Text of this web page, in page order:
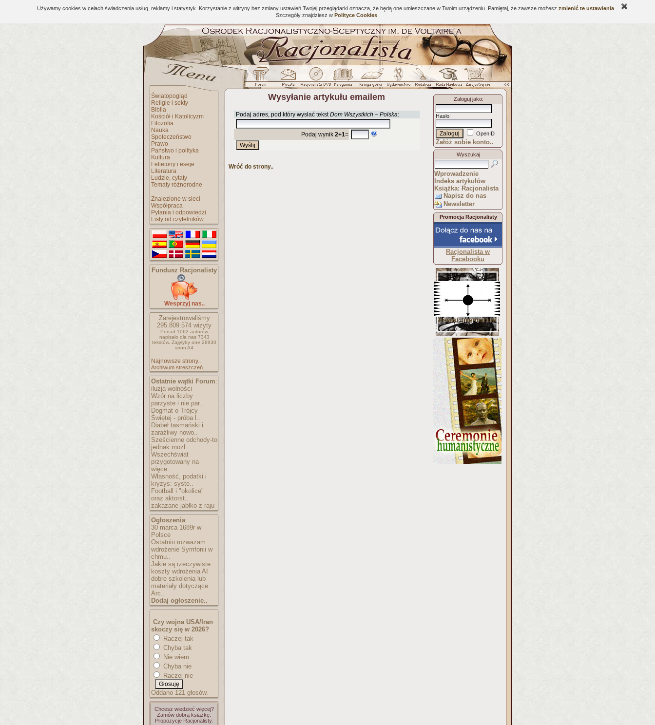
Używamy cookies w celach świadczenia usług, reklamy i statystyk. Korzystanie z witryny bez zmiany ustawień Twojej przeglądarki oznacza, że będą one umieszczane w Twoim urządzeniu. Pamiętaj, że zawsze możesz zmienić te ustawienia
Szczegóły znajdziesz w Polityce Cookies
Światopogląd
Religie i sekty
Biblia
Kościół i Katolicyzm
Filozofia
Nauka
Społeczeństwo
Prawo
Państwo i polityka
Kultura
Felietony i eseje
Literatura
Ludzie, cytaty
Tematy różnorodne
Znalezione w sieci
Współpraca
Pytania i odpowiedzi
Listy od czytelników
Fundusz Racjonalisty
Wesprzyj nas..
Zarejestrowaliśmy
295.809.574 wizyty
Ponad 1062 autorów
napisało dla nas 7343
tekstów. Zajęłyby one 28930
stron A4
Najnowsze strony..
Archiwum streszczeń..
Ostatnie wątki Forum:
iluzja wolności
Wzór na liczby
parzyste i nie par..
Dogmat o Trójcy
Świętej - próba l..
Diabeł tasmański i
zaraźliwy nowo..
Sześcienne odchody-to
jednak możl..
Wszechświat
przygotowany na
więce..
Własność, podatki i
kryzys: syste..
Football i "okolice"
oraz aktorst..
zakazane jabłko z raju
Ogłoszenia:
30 marca 1689r w
Polsce
Ostatnio rozważam
wdrożenie Symfonii w
chmu..
Jakie są rzeczywiste
koszty wdrożenia AI
dobre szkolenia lub
materiały dotyczące
Arc..
Dodaj ogłoszenie..
Czy wojna USA/Iran
skoczy się w 2026?
Raczej tak
Chyba tak
Nie wiem
Chyba nie
Raczej nie
Oddano 121 głosów.
Chcesz wiedzieć więcej?
Zamów dobrą książkę.
Propozycje Racjonalisty:
Wysyłanie artykułu emailem
Podaj adres, pod który wysłać tekstDom Wszystkich – Polska:
Podaj wynik 2+1=
Wróć do strony..
Zaloguj jako:
Hasło:
OpenID
Załóż sobie konto..
Wyszukaj
Wprowadzenie
Indeks artykułów
Książka: Racjonalista
Napisz do nas
Newsletter
Promocja Racjonalisty
Racjonalista w
Facebooku